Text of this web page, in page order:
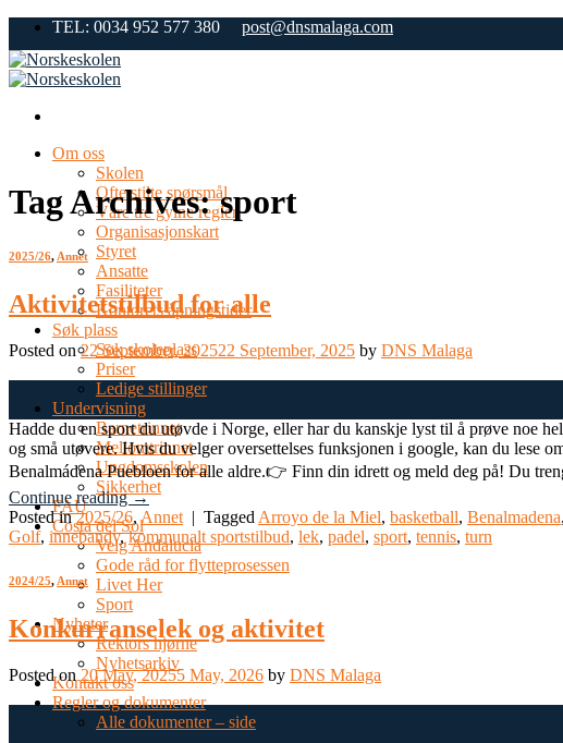
Skip
content
TEL: 0034 952 577 380 post@dnsmalaga.com
Om oss
Skolen
Ofte stilte spørsmål
Våre tre gylne regler
Organisasjonskart
Styret
Ansatte
Fasiliteter
Kontorets åpningstider
Søk plass
Søk skoleplass
Priser
Ledige stillinger
Undervisning
Barnetrinnet
Mellomtrinnet
Ungdomsskolen
Sikkerhet
FAU
Costa del Sol
Velg Andalucia
Gode råd for flytteprosessen
Livet Her
Sport
Nyheter
Rektors hjørne
Nyhetsarkiv
Kontakt oss
Regler og dokumenter
Alle dokumenter – side
Tag Archives:sport
2025/26,Annet
Aktivitetstilbud for alle
Posted on22 September, 202522 September, 2025 by DNS Malaga
Hadde du en sport du utøvde i Norge, eller har du kanskje lyst til å prøve noe
og små utøvere. Hvis du velger oversettelses funksjonen i google, kan du lese
Benalmádena Puebloen for alle aldre.👉 Finn din idrett og meld deg på! Du
Continue reading→
Posted in2025/26,Annet | Tagged Arroyo de la Miel, basketball, Benalmadena,
Golf, innebandy,kommunalt sportstilbud, lek, padel, sport, tennis, turn
2024/25, Annet
Konkurranselek og aktivitet
Posted on 20 May, 20255 May, 2026 by DNS Malaga